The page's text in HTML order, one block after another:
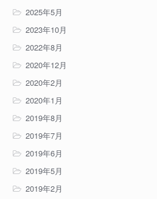
2025年5月
2023年10月
2022年8月
2020年12月
2020年2月
2020年1月
2019年8月
2019年7月
2019年6月
2019年5月
2019年2月